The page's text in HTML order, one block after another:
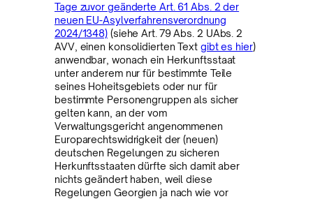
Tage zuvor geänderte Art. 61 Abs. 2 der
neuen EU-Asylverfahrensverordnung
2024/1348) (siehe Art. 79 Abs. 2 UAbs. 2
AVV, einen konsolidierten Text gibt es hier)
anwendbar, wonach ein Herkunftsstaat
unter anderem nur für bestimmte Teile
seines Hoheitsgebiets oder nur für
bestimmte Personengruppen als sicher
gelten kann, an der vom
Verwaltungsgericht angenommenen
Europarechtswidrigkeit der (neuen)
deutschen Regelungen zu sicheren
Herkunftsstaaten dürfte sich damit aber
nichts geändert haben, weil diese
Regelungen Georgien ja nach wie vor